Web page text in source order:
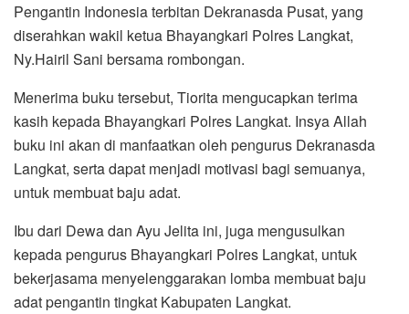
Pengantin Indonesia terbitan Dekranasda Pusat, yang
diserahkan wakil ketua Bhayangkari Polres Langkat,
Ny.Hairil Sani bersama rombongan.
Menerima buku tersebut, Tiorita mengucapkan terima
kasih kepada Bhayangkari Polres Langkat. Insya Allah
buku ini akan di manfaatkan oleh pengurus Dekranasda
Langkat, serta dapat menjadi motivasi bagi semuanya,
untuk membuat baju adat.
Ibu dari Dewa dan Ayu Jelita ini, juga mengusulkan
kepada pengurus Bhayangkari Polres Langkat, untuk
bekerjasama menyelenggarakan lomba membuat baju
adat pengantin tingkat Kabupaten Langkat.